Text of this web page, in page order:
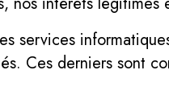
services
Ces derniers sont